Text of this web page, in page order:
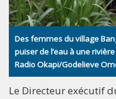
Des femmes du village
puiser de l’eau à une
Radio Okapi/Godelieve
Le Directeur exécutif